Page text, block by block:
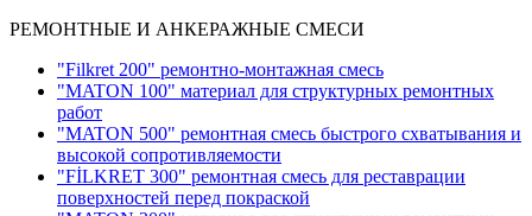
РЕМОНТНЫЕ И АНКЕРАЖНЫЕ СМЕСИ
"Filkret 200" pемонтно-монтажная смесь
"MATON 100" материал для структурных ремонтных
работ
"MATON 500" ремонтная смесь быстрого схватывания и
высокой сопротивляемости
"FİLKRET 300" ремонтная смесь для реставрации
поверхностей перед покраской